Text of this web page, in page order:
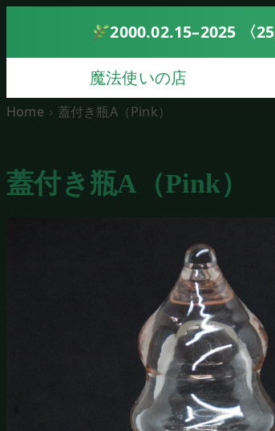
2000.02.15–2025 〈
魔法使いの店
Home 蓋付き瓶A（Pink）
蓋付き瓶A（Pink）